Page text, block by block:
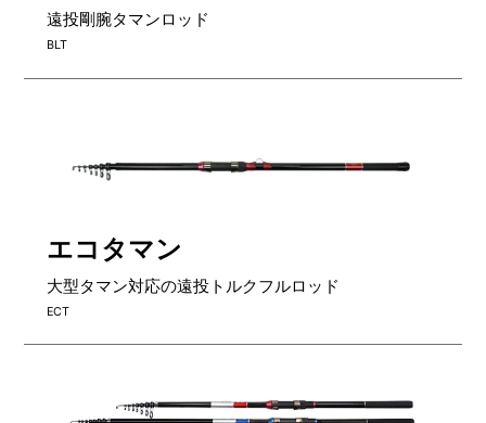
遠投剛腕タマンロッド
BLT
エコタマン
大型タマン対応の遠投トルクフルロッド
ECT